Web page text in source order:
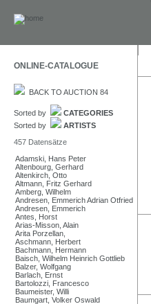
ONLINE-CATALOGUE
BACK TO AUCTION 84
Sorted by
CATEGORIES
Sorted by
ARTISTS
457 Datensätze
Adamski, Hans Peter
Altenbourg, Gerhard
Altenkirch, Otto
Altmann, Fritz Gerhard
Amberg, Wilhelm
Andresen, Emmerich Adrian Otfried
Andresen, Emmerich
Antes, Horst
Arias-Misson, Alain
Arita Porzellan,
Aschmann, Herbert
Bachmann, Hermann
Baisch, Wilhelm Heinrich Gottlieb
Balzer, Wolfgang
Barlach, Ernst
Bartolozzi, Francesco
Baumeister, Willi
Baumgart, Volker Oswald